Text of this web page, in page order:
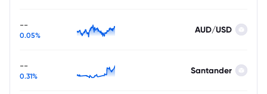
AUD/USD
--
0.05%
Santander
--
0.31%